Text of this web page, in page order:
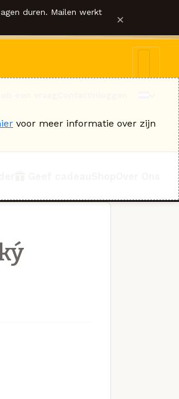
duren. Mailen werkt ×
voor meer informatie over zijn